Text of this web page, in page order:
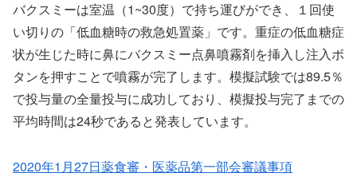
バクスミーは室温（1~30度）で持ち運びができ、１回使
い切りの「低血糖時の救急処置薬」です。重症の低血糖症
状が生じた時に鼻にバクスミー点鼻噴霧剤を挿入し注入ボ
タンを押すことで噴霧が完了します。模擬試験では89.5％
で投与量の全量投与に成功しており、模擬投与完了までの
平均時間は24秒であると発表しています。
2020年1月27日薬食審・医薬品第一部会審議事項